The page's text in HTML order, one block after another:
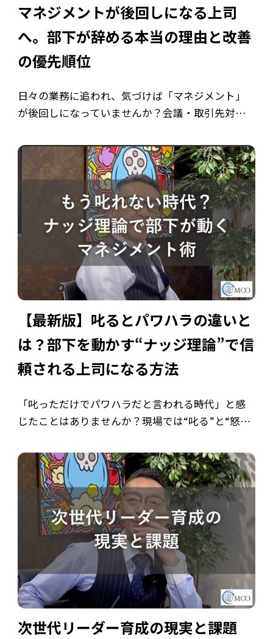
マネジメントが後回しになる上司
へ。部下が辞める本当の理由と改善
の優先順位
日々の業務に追われ、気づけば「マネジメント」
が後回しになっていませんか？会議・取引先対
のフォローが後回しになり、「気づいたら誰も相談
してくれなくなった」というケースは少なくあ
[…]
【最新版】叱るとパワハラの違いと
は？部下を動かす“ナッジ理論”で信
頼される上司になる方法
「叱っただけでパワハラだと言われる時代」と感
じたことはありませんか？現場では“叱る”と“怒
ているのが現実です。 しかし、行動経済学の「ナ
ッジ理論」を使えば、強制せずに人が自発 […]
次世代リーダー育成の現実と課題